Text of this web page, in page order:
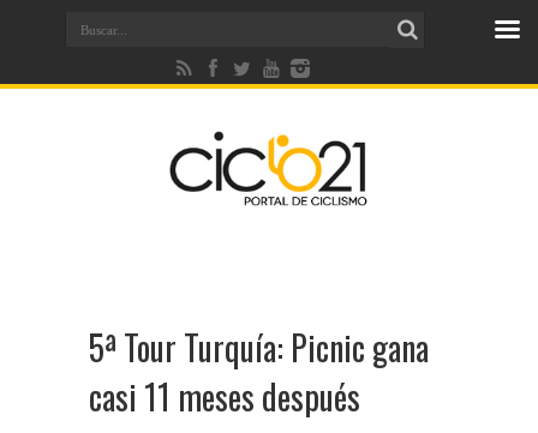
5ª Tour Turquía: Picnic gana
casi 11 meses después